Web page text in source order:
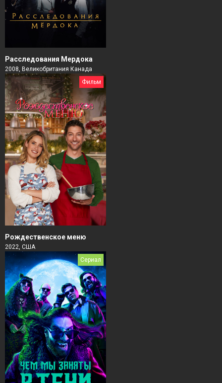
Расследования Мердока
2008, Великобритания Канада
Фильм
Рождественское меню
2022, США
Сериал